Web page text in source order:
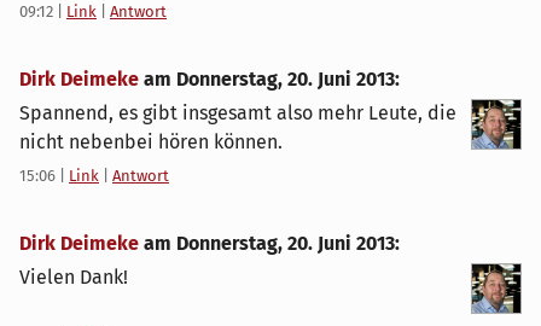
09:12 Link Antwort
Dirk Deimeke am Donnerstag, 20. Juni 2013:
Spannend, es gibt insgesamt also mehr Leute, die
nicht nebenbei hören können.
15:06 Link Antwort
Dirk Deimeke am Donnerstag, 20. Juni 2013:
Vielen Dank!